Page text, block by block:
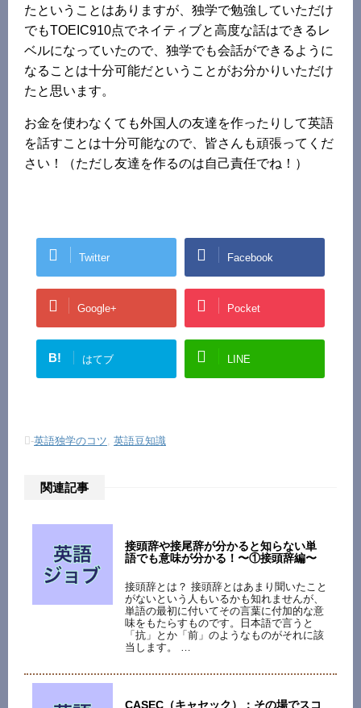
たということはありますが、独学で勉強していただけ
でもTOEIC910点でネイティブと高度な話はできるレ
ベルになっていたので、独学でも会話ができるように
なることは十分可能だということがお分かりいただけ
たと思います。
お金を使わなくても外国人の友達を作ったりして英語
を話すことは十分可能なので、皆さんも頑張ってくだ
さい！（ただし友達を作るのは自己責任でね！）
Twitter Facebook
Google+ Pocket
B! はてブ LINE
-英語独学のコツ, 英語豆知識
関連記事
接頭辞や接尾辞が分かると知らない単
語でも意味が分かる！〜①接頭辞編〜
接頭辞とは？ 接頭辞とはあまり聞いたこと
がないという人もいるかも知れませんが、
単語の最初に付いてその言葉に付加的な意
味をもたらすものです。日本語で言うと
「抗」とか「前」のようなものがそれに該
当します。 …
CASEC（キャセック）：その場でスコ